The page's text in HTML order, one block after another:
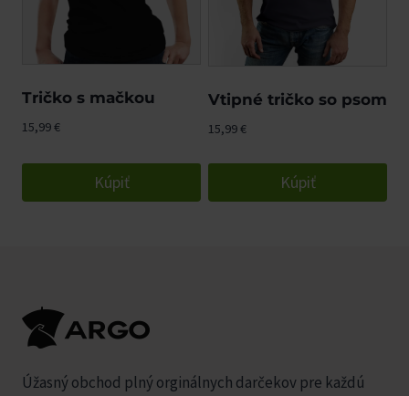
Tričko s mačkou
15,99€
Kúpiť
Vtipné tričko so psom
15,99€
Kúpiť
Úžasný obchod plný orginálnych darčekov pre každú